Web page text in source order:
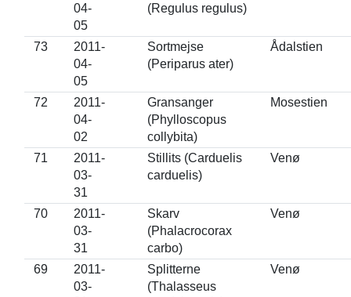
04-
05
(Regulus regulus)
73
2011-
04-
05
Sortmejse
(Periparus ater)
Ådalstien
72
2011-
04-
02
Gransanger
(Phylloscopus
collybita)
Mosestien
71
2011-
03-
31
Stillits (Carduelis
carduelis)
Venø
70
2011-
03-
31
Skarv
(Phalacrocorax
carbo)
Venø
69
2011-
03-
Splitterne
(Thalasseus
Venø